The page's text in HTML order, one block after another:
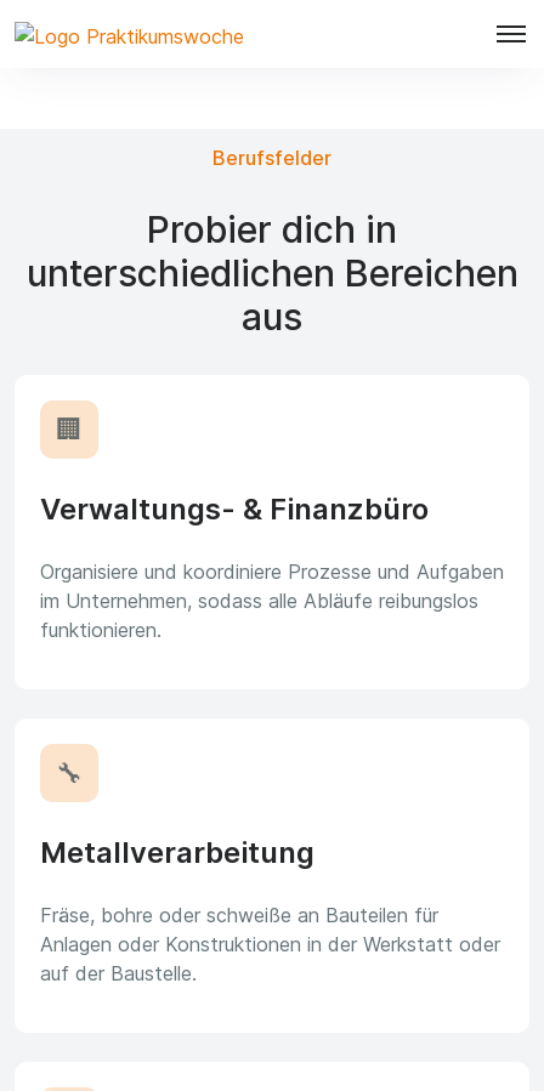
Berufsfelder
Probier dich in
unterschiedlichen Bereichen
aus
🏢
Verwaltungs- & Finanzbüro
Organisiere und koordiniere Prozesse und Aufgaben
im Unternehmen, sodass alle Abläufe reibungslos
funktionieren.
🔧
Metallverarbeitung
Fräse, bohre oder schweiße an Bauteilen für
Anlagen oder Konstruktionen in der Werkstatt oder
auf der Baustelle.